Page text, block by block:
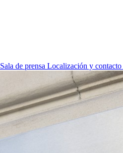
Sala de prensa Localización y contacto